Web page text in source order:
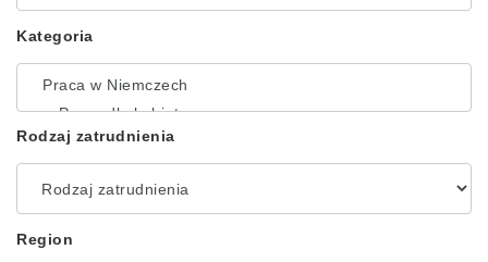
Kategoria
Rodzaj zatrudnienia
Region